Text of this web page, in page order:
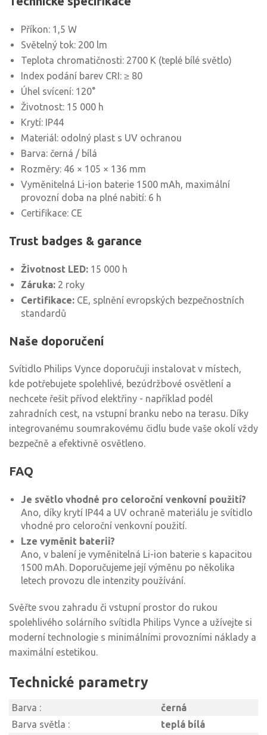
Příkon: 1,5 W
Světelný tok: 200 lm
Teplota chromatičnosti: 2700 K (teplé bílé světlo)
Index podání barev CRI: ≥ 80
Úhel svícení: 120°
Životnost: 15 000 h
Krytí: IP44
Materiál: odolný plast s UV ochranou
Barva: černá / bílá
Rozměry: 46 × 105 × 136 mm
Vyměnitelná Li-ion baterie 1500 mAh, maximální
provozní doba na plné nabití: 6 h
Certifikace: CE
Trust badges & garance
Životnost LED: 15 000 h
Záruka: 2 roky
Certifikace: CE, splnění evropských bezpečnostních
standardů
Naše doporučení
Svítidlo Philips Vynce doporučuji instalovat v místech,
kde potřebujete spolehlivé, bezúdržbové osvětlení a
nechcete řešit přívod elektřiny - například podél
zahradních cest, na vstupní branku nebo na terasu. Díky
integrovanému soumrakovému čidlu bude vaše okolí vždy
bezpečně a efektivně osvětleno.
FAQ
Je světlo vhodné pro celoroční venkovní použití?
Ano, díky krytí IP44 a UV ochraně materiálu je svítidlo
vhodné pro celoroční venkovní použití.
Lze vyměnit baterii?
Ano, v balení je vyměnitelná Li-ion baterie s kapacitou
1500 mAh. Doporučujeme její výměnu po několika
letech provozu dle intenzity používání.
Svěřte svou zahradu či vstupní prostor do rukou
spolehlivého solárního svítidla Philips Vynce a užívejte si
moderní technologie s minimálními provozními náklady a
maximální estetikou.
Technické parametry
Barva :
černá
Barva světla :
teplá bílá